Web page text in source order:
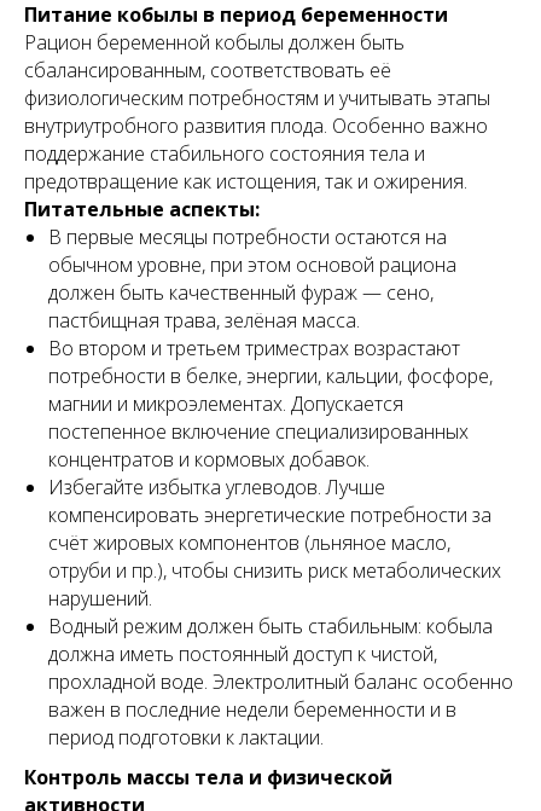
Питание кобылы в период беременности
Рацион беременной кобылы должен быть
сбалансированным, соответствовать её
физиологическим потребностям и учитывать этапы
внутриутробного развития плода. Особенно важно
поддержание стабильного состояния тела и
предотвращение как истощения, так и ожирения.
Питательные аспекты:
В первые месяцы потребности остаются на
обычном уровне, при этом основой рациона
должен быть качественный фураж — сено,
пастбищная трава, зелёная масса.
Во втором и третьем триместрах возрастают
потребности в белке, энергии, кальции, фосфоре,
магнии и микроэлементах. Допускается
постепенное включение специализированных
концентратов и кормовых добавок.
Избегайте избытка углеводов. Лучше
компенсировать энергетические потребности за
счёт жировых компонентов (льняное масло,
отруби и пр.), чтобы снизить риск метаболических
нарушений.
Водный режим должен быть стабильным: кобыла
должна иметь постоянный доступ к чистой,
прохладной воде. Электролитный баланс особенно
важен в последние недели беременности и в
период подготовки к лактации.
Контроль массы тела и физической
активности